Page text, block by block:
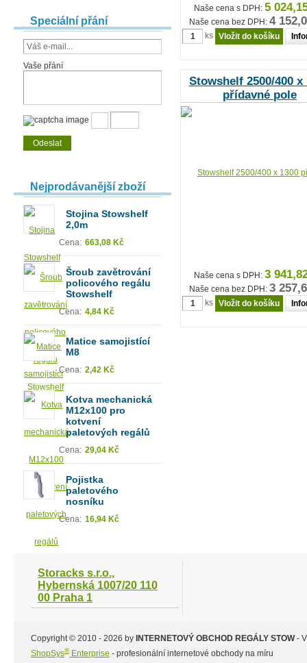
Naše cena s DPH: 5
Naše cena bez DPH: 4
ks
Stowshelf 2500/400 x
přídavné pole
Naše cena s DPH: 3
Naše cena bez DPH: 3
ks
Speciální přání
Vaše přání
Nejprodávanější zboží
Stojina Stowshelf
2,0m
Cena: 663,08 Kč
Šroub zavětrování
policového regálu
Stowshelf
Cena: 4,84 Kč
Matice samojistící
M8
Cena: 2,42 Kč
Kotva mechanická
M12x100 pro
kotvení
paletových regálů
Cena: 29,04 Kč
Pojistka
paletového
nosníku
Cena: 16,94 Kč
Storacks s.r.o.,
Hybernská 1007/20 110
00 Praha 1
Copyright © 2010 - 2026 by INTERNETOVÝ OBCHOD REGÁLY STOW-
ShopSys®Enterprise - profesionální internetové obchody na míru